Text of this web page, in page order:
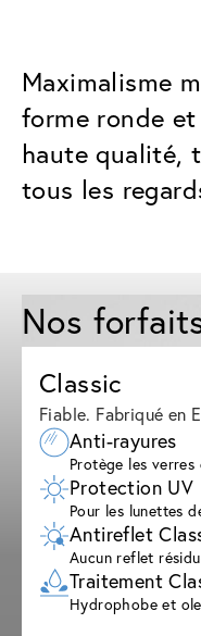
Maximalisme
forme ronde
haute qualité,
tous les
Nos
Classic
Fiable. Fabriqué en
Anti-rayures
Protège les
Protection UV
Pour les lunettes
Antireflet
Aucun reflet
Traitement
Hydrophobe et